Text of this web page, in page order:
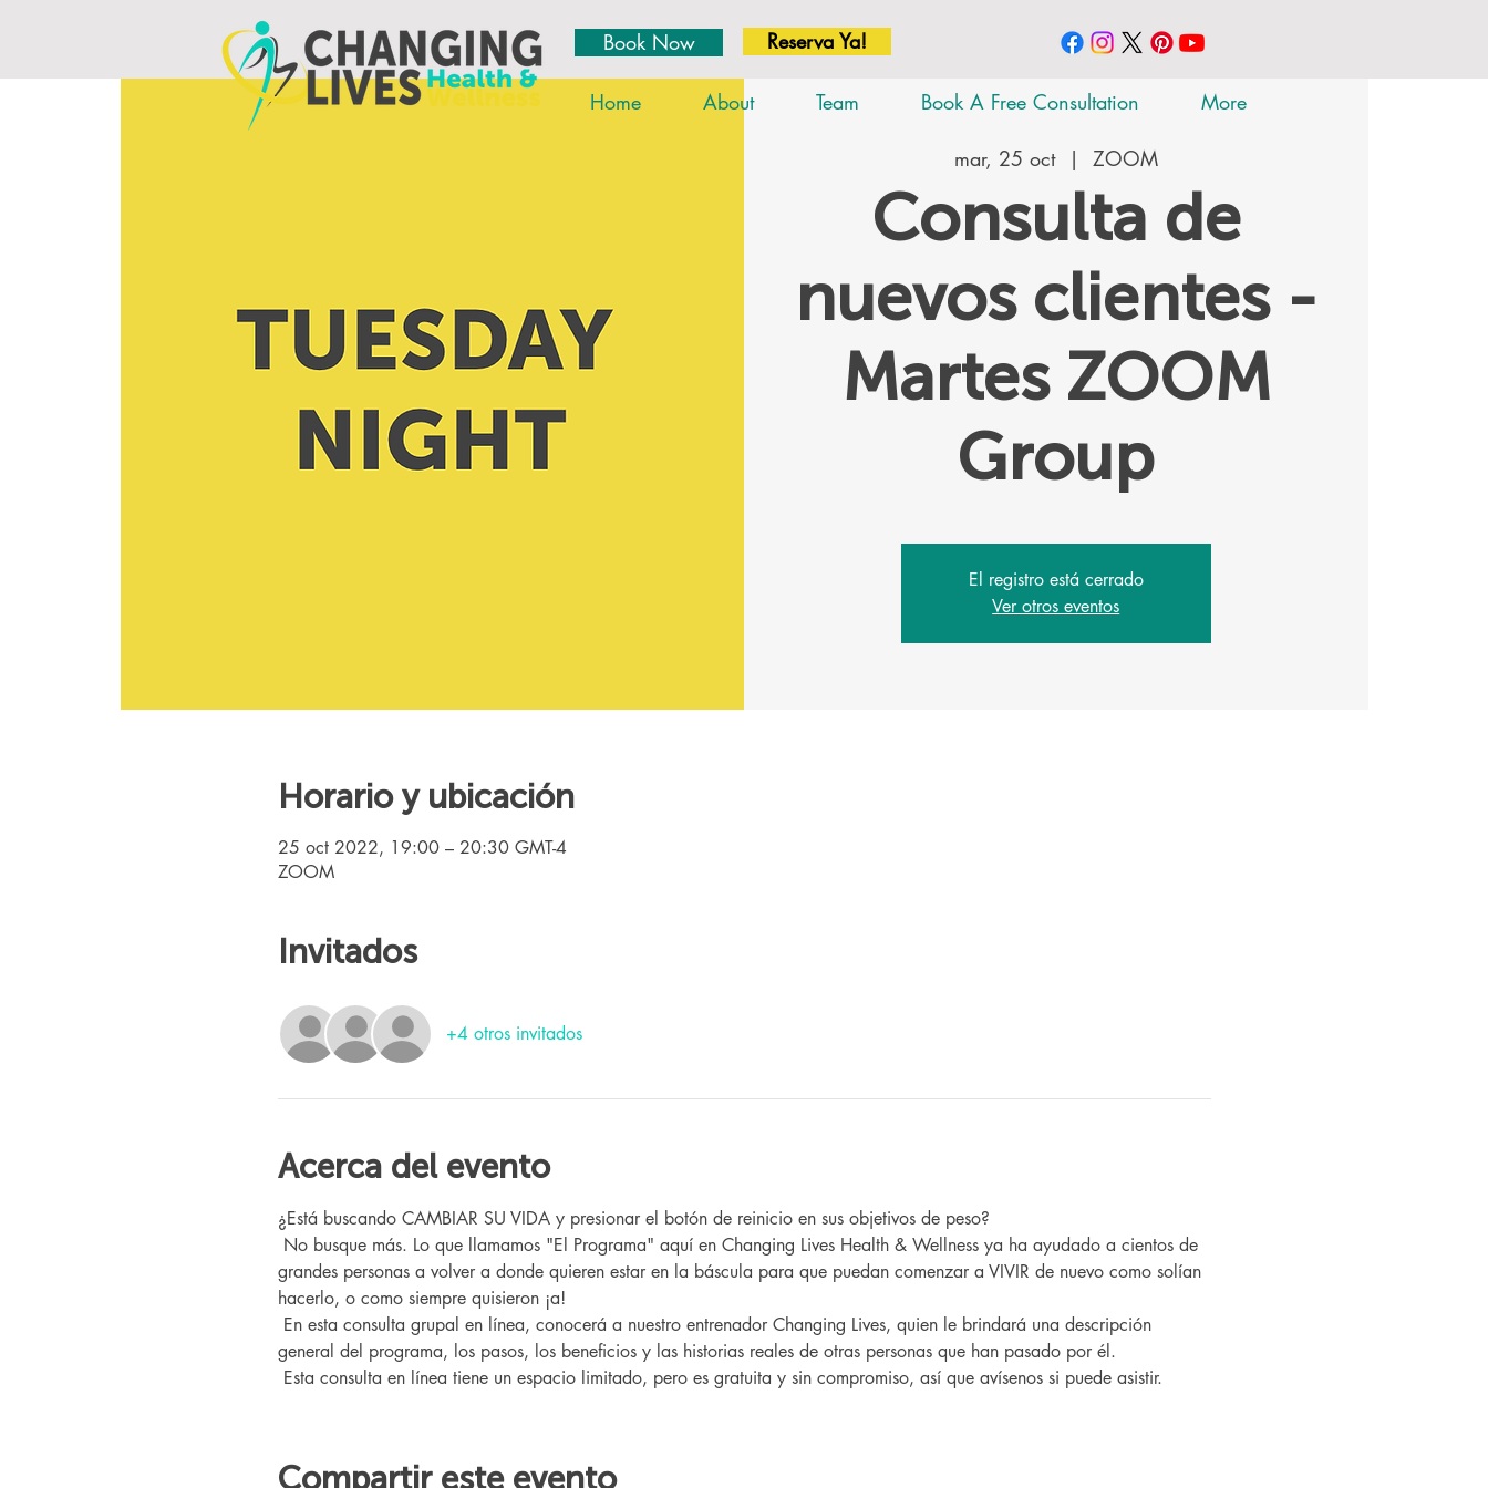
Book Now Reserva Ya!
Home About Team Book A Free Consultation More
mar, 25 oct
  |
ZOOM
Consulta de
nuevos clientes -
Martes ZOOM
Group
El registro está cerrado
Ver otros eventos
Horario y ubicación
25 oct 2022, 19:00 – 20:30 GMT-4
ZOOM
Invitados
+4 otros invitados
Acerca del evento
¿Está buscando CAMBIAR SU VIDA y presionar el botón de reinicio en sus objetivos de peso?
grandes personas a volver a donde quieren estar en la báscula para que puedan comenzar a VIVIR de nuevo como solían
hacerlo, o como siempre quisieron ¡a!
general del programa, los pasos, los beneficios y las historias reales de otras personas que han pasado por él.
Esta consulta en línea tiene un espacio limitado, pero es gratuita y sin compromiso, así que avísenos si puede asistir.
Compartir este evento